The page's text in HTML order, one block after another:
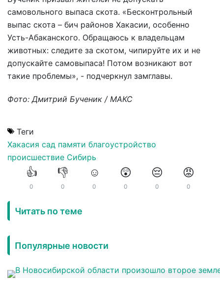
самовольного выпаса скота. «Бесконтрольный
выпас скота – бич районов Хакасии, особенно
Усть-Абаканского. Обращаюсь к владельцам
животных: следите за скотом, чипируйте их и не
допускайте самовыпаса! Потом возникают вот
такие проблемы», - подчеркнул замглавы.
Фото: Дмитрий Бученик / МАКС
Теги
Хакасия сад памяти благоустройство
происшествие Сибирь
👍
0
👎
0
☺️
0
😲
0
😔
0
😡
0
Читать по теме
Популярные новости